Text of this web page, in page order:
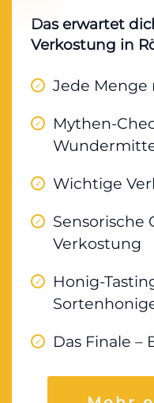
Das erwartet
Verkostung in
Jede Menge
Mythen-
Wichtige
Sensorische
Verkostung
Honig-
Das Finale –